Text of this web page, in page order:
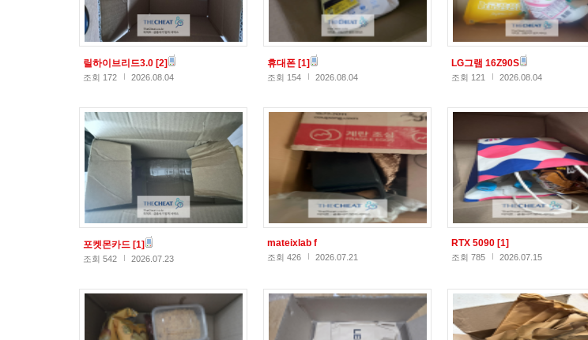
릴하이브리드3.0 [2]
조회 172 2026.08.04
휴대폰 [1]
조회 154 2026.08.04
LG그램 16Z90S
조회 121 2026.08.04
포켓몬카드 [1]
조회 542 2026.07.23
mateixlab f
조회 426 2026.07.21
RTX 5090 [1]
조회 785 2026.07.15